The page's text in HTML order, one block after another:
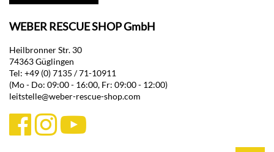
WEBER RESCUE SHOP GmbH
Heilbronner Str. 30
74363 Güglingen
Tel: +49 (0) 7135 / 71-10911
(Mo - Do: 09:00 - 16:00, Fr: 09:00 - 12:00)
leitstelle@weber-rescue-shop.com